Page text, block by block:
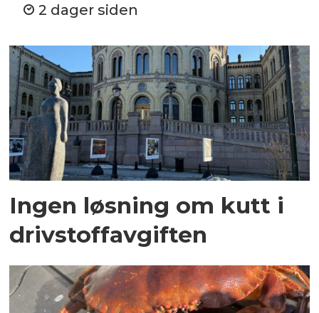
2 dager siden
Ingen løsning om kutt i
drivstoffavgiften